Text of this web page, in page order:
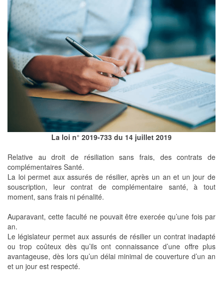
La loi n° 2019-733 du 14 juillet 2019
Relative au droit de résiliation sans frais, des contrats de
complémentaires Santé.
La loi permet aux assurés de résilier, après un an et un jour de
souscription, leur contrat de complémentaire santé, à tout
moment, sans frais ni pénalité.
Auparavant, cette faculté ne pouvait être exercée qu’une fois par
an.
Le législateur permet aux assurés de résilier un contrat inadapté
ou trop coûteux dès qu’ils ont connaissance d’une offre plus
avantageuse, dès lors qu’un délai minimal de couverture d’un an
et un jour est respecté.